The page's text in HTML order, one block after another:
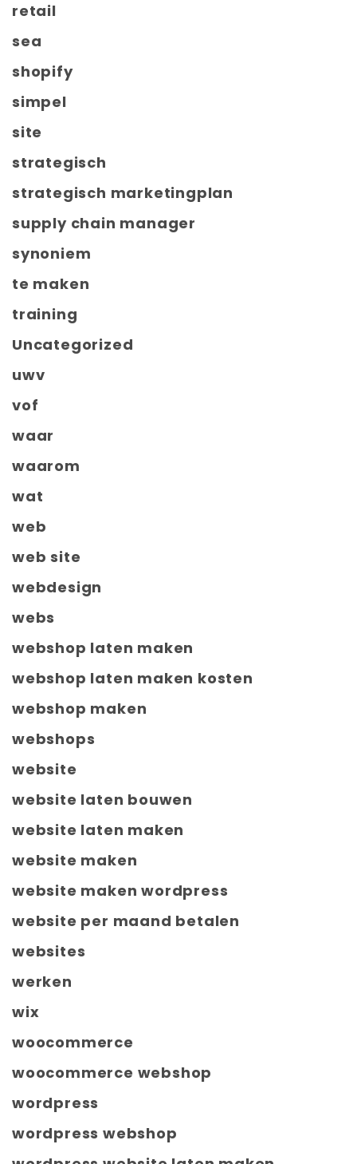
retail
sea
shopify
simpel
site
strategisch
strategisch marketingplan
supply chain manager
synoniem
te maken
training
Uncategorized
uwv
vof
waar
waarom
wat
web
web site
webdesign
webs
webshop laten maken
webshop laten maken kosten
webshop maken
webshops
website
website laten bouwen
website laten maken
website maken
website maken wordpress
website per maand betalen
websites
werken
wix
woocommerce
woocommerce webshop
wordpress
wordpress webshop